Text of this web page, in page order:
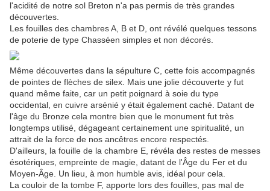
l'acidité de notre sol Breton n'a pas permis de très grandes
découvertes.
Les fouilles des chambres A, B et D, ont révélé quelques tessons
de poterie de type Chasséen simples et non décorés.
Même découvertes dans la sépulture C, cette fois accompagnés
de pointes de flèches de silex. Mais une jolie découverte y fut
quand même faite, car un petit poignard à soie du type
occidental, en cuivre arsénié y était également caché. Datant de
l'âge du Bronze cela montre bien que le monument fut très
longtemps utilisé, dégageant certainement une spiritualité, un
attrait de la force de nos ancêtres encore respectés.
D'ailleurs, la fouille de la chambre E, révéla des restes de messes
ésotériques, empreinte de magie, datant de l'Âge du Fer et du
Moyen-Âge. Un lieu, à mon humble avis, idéal pour cela.
La couloir de la tombe F, apporte lors des fouilles, pas mal de